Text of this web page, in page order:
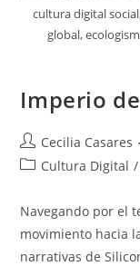
cultura digital
global,
Imperio
Autor
de
Cecilia Casares
Categoría
la
entrada:
Cultura Digital /
Navegando por el
movimiento hacia
narrativas de